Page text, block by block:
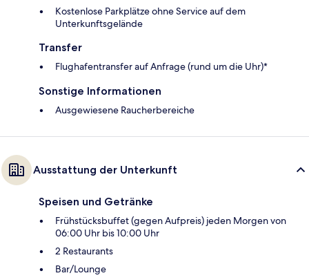
Kostenlose Parkplätze ohne Service auf dem
Unterkunftsgelände
Transfer
Flughafentransfer auf Anfrage (rund um die Uhr)*
Sonstige Informationen
Ausgewiesene Raucherbereiche
Ausstattung der Unterkunft
Speisen und Getränke
Frühstücksbuffet (gegen Aufpreis) jeden Morgen von
06:00 Uhr bis 10:00 Uhr
2 Restaurants
Bar/Lounge